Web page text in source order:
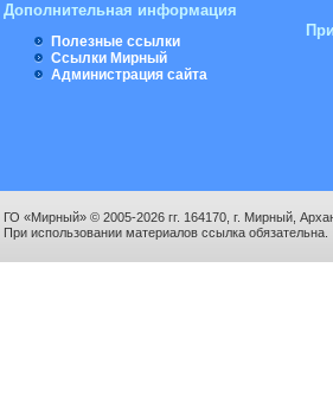
Дополнительная информация
Полезные ссылки
Ссылки Мирный
Администрация сайта
ГО «Мирный» © 2005-2026 гг. 164170, г. Мирный,
При использовании материалов ссылка обязательна.